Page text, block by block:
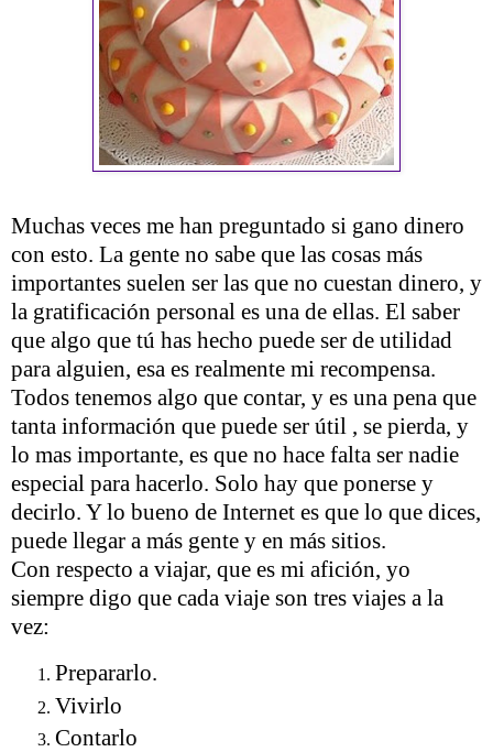
Muchas veces me han preguntado si gano dinero
con esto. La gente no sabe que las cosas más
importantes suelen ser las que no cuestan dinero, y
la gratificación personal es una de ellas. El saber
que algo que tú has hecho puede ser de utilidad
para alguien, esa es realmente mi recompensa.
Todos tenemos algo que contar, y es una pena que
tanta información que puede ser útil , se pierda, y
lo mas importante, es que no hace falta ser nadie
especial para hacerlo. Solo hay que ponerse y
decirlo. Y lo bueno de Internet es que lo que dices,
puede llegar a más gente y en más sitios.
Con respecto a viajar, que es mi afición, yo
siempre digo que cada viaje son tres viajes a la
vez:
Prepararlo.
Vivirlo
Contarlo